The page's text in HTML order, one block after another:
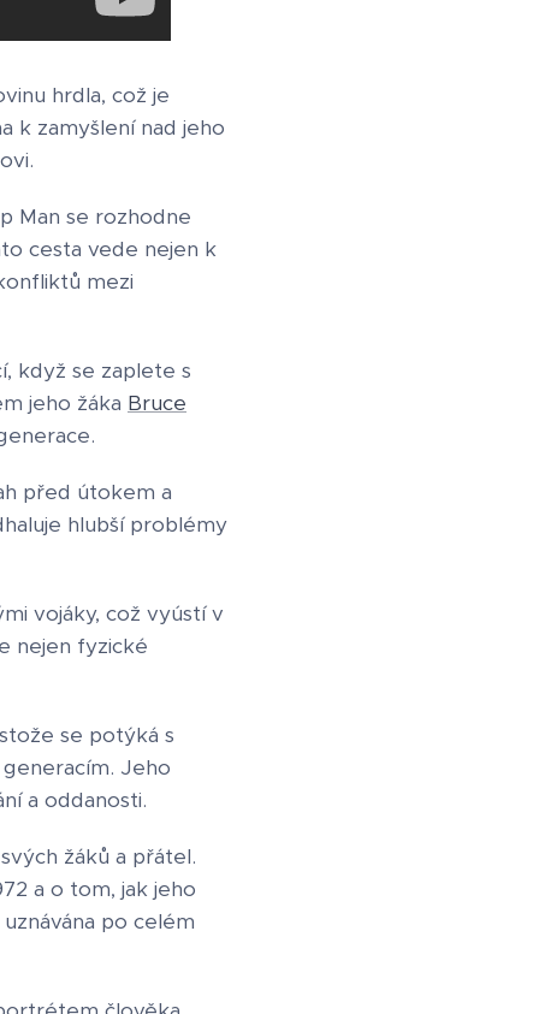
hrdla, což je
k zamyšlení nad jeho
Man se rozhodne
cesta vede nejen k
mezi
když se zaplete s
jeho žáka Bruce
před útokem a
hlubší problémy
vojáky, což vyústí v
nejen fyzické
se potýká s
Jeho
a oddanosti.
žáků a přátel.
a o tom, jak jeho
po celém